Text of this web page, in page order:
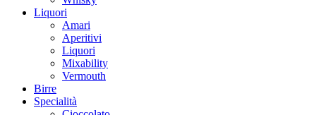
Liquori
Amari
Aperitivi
Liquori
Mixability
Vermouth
Birre
Specialità